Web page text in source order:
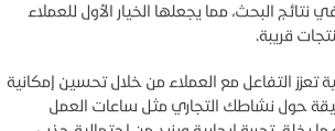
البحث، مما يجعلها الخيار الأول للعملاء
قريبة.
تعزز التفاعل مع العملاء من خلال تحسين إمكانية
حول نشاطك التجاري مثل ساعات العمل